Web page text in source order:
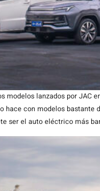
modelos lanzados por JAC
hace con modelos bastante
ser el auto eléctrico más